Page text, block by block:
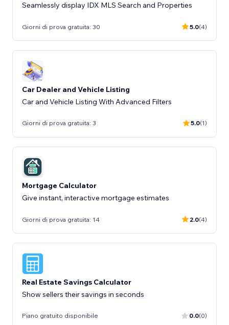
Seamlessly display IDX MLS Search and Properties
Giorni di prova gratuita: 30 5.0(4)
Car Dealer and Vehicle Listing
Car and Vehicle Listing With Advanced Filters
Giorni di prova gratuita: 3 5.0(1)
Mortgage Calculator
Give instant, interactive mortgage estimates
Giorni di prova gratuita: 14 2.0(4)
Real Estate Savings Calculator
Show sellers their savings in seconds
Piano gratuito disponibile 0.0(0)